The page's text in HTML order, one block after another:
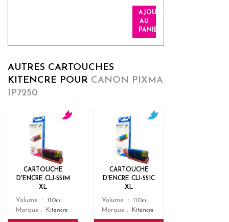
AJOUTER
AU
PANIER
AUTRES CARTOUCHES
KITENCRE POUR CANON PIXMA
IP7250
CARTOUCHE
D'ENCRE CLI-551M
XL
Color
e
n
t
Volume
11.0ml
Marque
Kitencre
CARTOUCHE
D'ENCRE CLI-551C
XL
Color
n
Volume
11.0ml
Marque
Kitencre